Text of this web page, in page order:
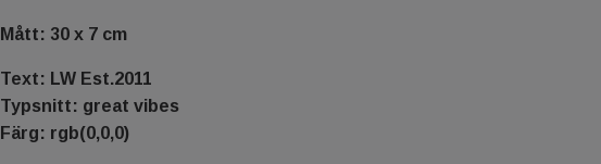
Mått: 30 x 7 cm
Text: LW Est.2011
Typsnitt: great vibes
Färg: rgb(0,0,0)